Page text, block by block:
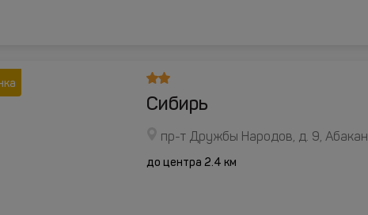
Сибирь
пр-т Дружбы Народов, д. 9, Абакан
до центра 2.4 км